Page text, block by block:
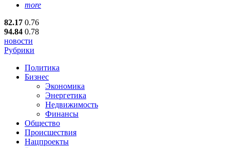
more
82.17 0.76
94.84 0.78
новости
Рубрики
Политика
Бизнес
Экономика
Энергетика
Недвижимость
Финансы
Общество
Происшествия
Нацпроекты